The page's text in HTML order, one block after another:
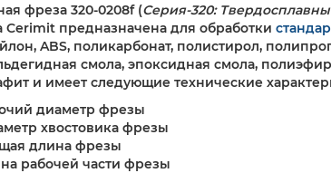
фреза 320-0208f(Серия-320:
Cerimit предназначена для обработки
ABS, поликарбонат, полистирол,
смола, эпоксидная смола,
и имеет следующие технические
диаметр фрезы
хвостовика фрезы
длина фрезы
рабочей части фрезы